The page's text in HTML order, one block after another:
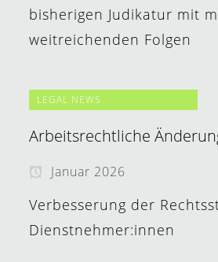
bisherigen Judikatur mit
weitreichenden Folgen
LEGAL NEWS
Arbeitsrechtliche
Januar 2026
Verbesserung der
Dienstnehmer:innen